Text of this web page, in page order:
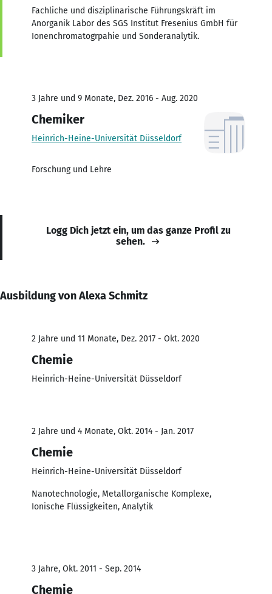
Fachliche und disziplinarische Führungskräft im
Anorganik Labor des SGS Institut Fresenius GmbH für
Ionenchromatogrpahie und Sonderanalytik.
3 Jahre und 9 Monate, Dez. 2016 - Aug. 2020
Chemiker
Heinrich-Heine-Universität Düsseldorf
Forschung und Lehre
Logg Dich jetzt ein, um das ganze Profil zu
sehen.
Ausbildung von Alexa Schmitz
2 Jahre und 11 Monate, Dez. 2017 - Okt. 2020
Chemie
Heinrich-Heine-Universität Düsseldorf
2 Jahre und 4 Monate, Okt. 2014 - Jan. 2017
Chemie
Heinrich-Heine-Universität Düsseldorf
Nanotechnologie, Metallorganische Komplexe,
Ionische Flüssigkeiten, Analytik
3 Jahre, Okt. 2011 - Sep. 2014
Chemie